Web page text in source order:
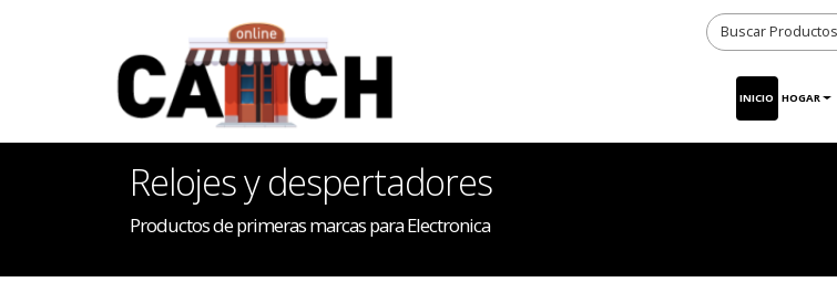
INICIO HOGAR
Relojes y despertadores
Productos de primeras marcas para Electronica